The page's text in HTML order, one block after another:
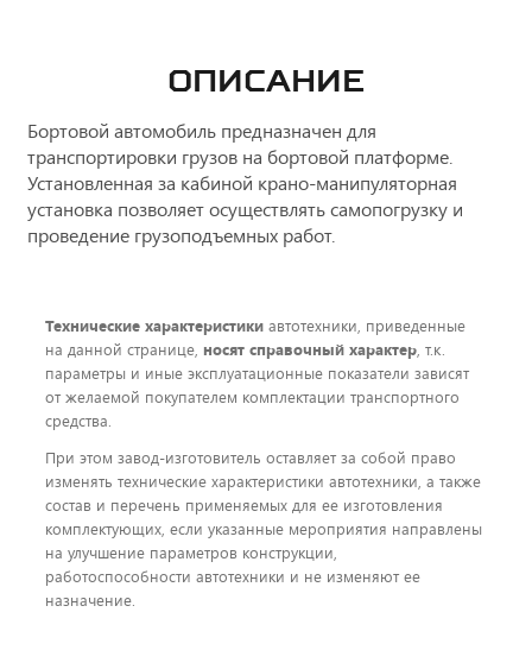
ОПИСАНИЕ
Бортовой автомобиль предназначен для
транспортировки грузов на бортовой платформе.
Установленная за кабиной крано-манипуляторная
установка позволяет осуществлять самопогрузку и
проведение грузоподъемных работ.
Технические характеристики автотехники, приведенные
на данной странице, носят справочный характер, т.к.
параметры и иные эксплуатационные показатели зависят
от желаемой покупателем комплектации транспортного
средства.
При этом завод-изготовитель оставляет за собой право
изменять технические характеристики автотехники, а также
состав и перечень применяемых для ее изготовления
комплектующих, если указанные мероприятия направлены
на улучшение параметров конструкции,
работоспособности автотехники и не изменяют ее
назначение.